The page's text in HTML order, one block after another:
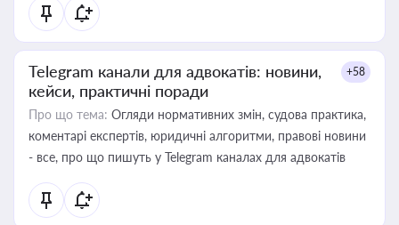
Telegram канали для адвокатів: новини,
кейси, практичні поради
+58
Про що тема: Огляди нормативних змін, судова практика,
коментарі експертів, юридичні алгоритми, правові новини
- все, про що пишуть у Telegram каналах для адвокатів